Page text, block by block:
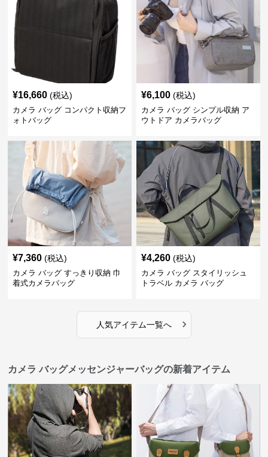
¥16,660 (税込)
カメラ バッグ コンパクト収納フ
ォトバッグ
¥6,100 (税込)
カメラ バッグ シンプル収納 ア
ウトドア カメラバッグ
¥7,360 (税込)
カメラ バッグ すっきり収納 巾
着式カメラバッグ
¥4,260 (税込)
カメラ バッグ スタイリッシュ
トラベル カメラ バッグ
人気アイテム一覧へ ›
カメラ バッグメッセンジャーバッグの新着アイテム